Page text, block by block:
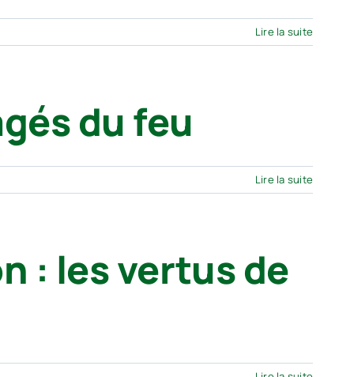
Lire la suite
du feu
Lire la suite
: les vertus de